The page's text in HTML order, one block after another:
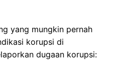
yang mungkin pernah
korupsi di
dugaan korupsi: